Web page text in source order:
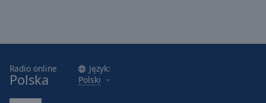
Radio online
Polska
Język:
Polski